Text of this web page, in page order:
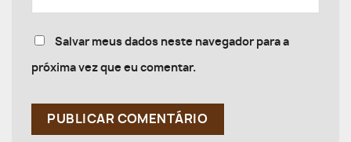
Salvar meus dados neste navegador para a
próxima vez que eu comentar.